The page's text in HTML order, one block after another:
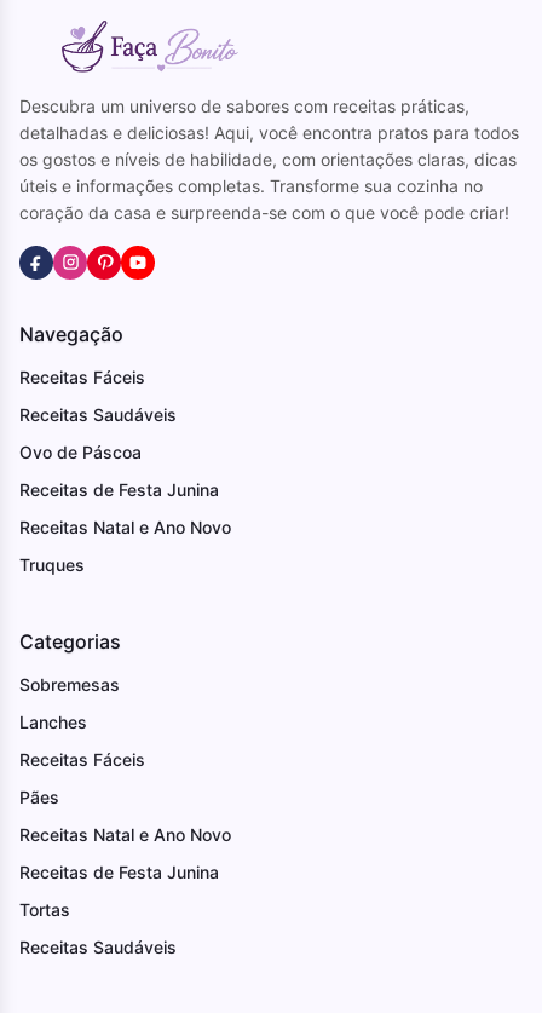
Descubra um universo de sabores com receitas práticas,
detalhadas e deliciosas! Aqui, você encontra pratos para todos
os gostos e níveis de habilidade, com orientações claras, dicas
úteis e informações completas. Transforme sua cozinha no
coração da casa e surpreenda-se com o que você pode criar!
Navegação
Receitas Fáceis
Receitas Saudáveis
Ovo de Páscoa
Receitas de Festa Junina
Receitas Natal e Ano Novo
Truques
Categorias
Sobremesas
Lanches
Receitas Fáceis
Pães
Receitas Natal e Ano Novo
Receitas de Festa Junina
Tortas
Receitas Saudáveis